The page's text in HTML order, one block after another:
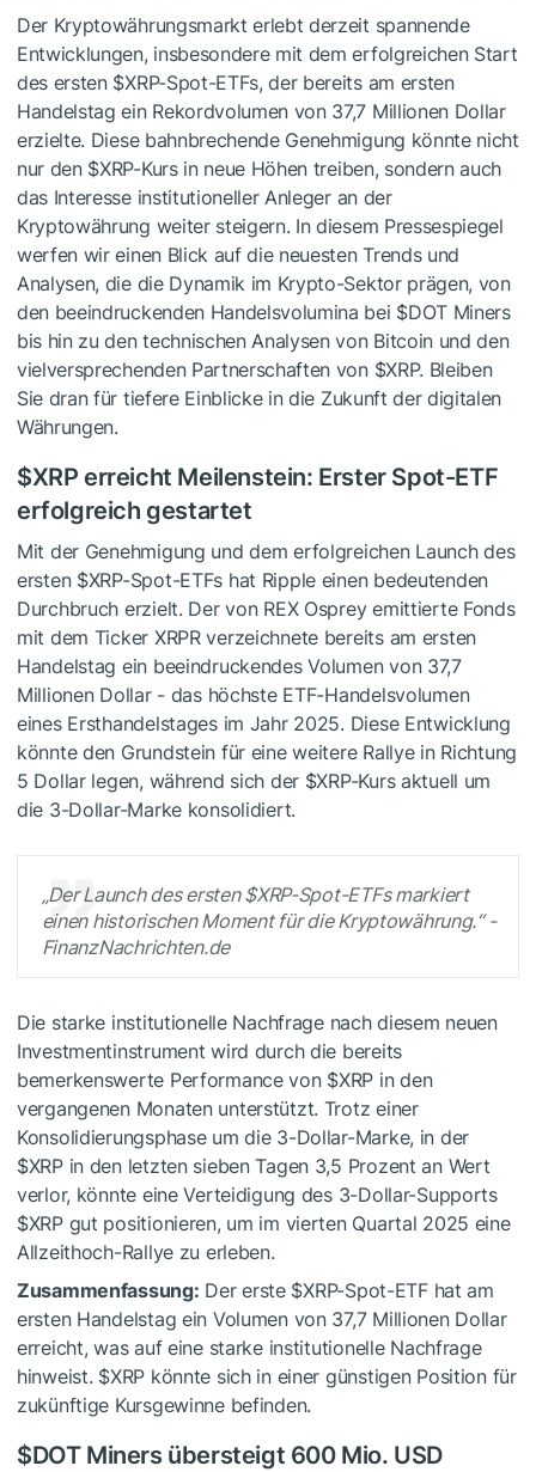
Der Kryptowährungsmarkt erlebt derzeit spannende
Entwicklungen, insbesondere mit dem erfolgreichen Start
des ersten $XRP-Spot-ETFs, der bereits am ersten
Handelstag ein Rekordvolumen von 37,7 Millionen Dollar
erzielte. Diese bahnbrechende Genehmigung könnte nicht
nur den $XRP-Kurs in neue Höhen treiben, sondern auch
das Interesse institutioneller Anleger an der
Kryptowährung weiter steigern. In diesem Pressespiegel
werfen wir einen Blick auf die neuesten Trends und
Analysen, die die Dynamik im Krypto-Sektor prägen, von
den beeindruckenden Handelsvolumina bei $DOTMiners
bis hin zu den technischen Analysen von Bitcoin und den
vielversprechenden Partnerschaften von $XRP. Bleiben
Sie dran für tiefere Einblicke in die Zukunft der digitalen
Währungen.
$XRP erreicht Meilenstein: Erster Spot-ETF
erfolgreich gestartet
Mit der Genehmigung und dem erfolgreichen Launch des
ersten $XRP-Spot-ETFs hat Ripple einen bedeutenden
Durchbruch erzielt. Der von REX Osprey emittierte Fonds
mit dem Ticker XRPR verzeichnete bereits am ersten
Handelstag ein beeindruckendes Volumen von 37,7
Millionen Dollar - das höchste ETF-Handelsvolumen
eines Ersthandelstages im Jahr 2025. Diese Entwicklung
könnte den Grundstein für eine weitere Rallye in Richtung
5 Dollar legen, während sich der $XRP-Kurs aktuell um
die 3-Dollar-Marke konsolidiert.
„Der Launch des ersten$XRP-Spot-ETFs markiert
einen historischen Moment für die Kryptowährung.“ -
FinanzNachrichten.de
Die starke institutionelle Nachfrage nach diesem neuen
Investmentinstrument wird durch die bereits
bemerkenswerte Performance von $XRP in den
vergangenen Monaten unterstützt. Trotz einer
Konsolidierungsphase um die 3-Dollar-Marke, in der
$XRPin den letzten sieben Tagen 3,5 Prozent an Wert
verlor, könnte eine Verteidigung des 3-Dollar-Supports
$XRPgut positionieren, um im vierten Quartal 2025 eine
Allzeithoch-Rallye zu erleben.
Zusammenfassung: Der erste $XRP-Spot-ETF hat am
ersten Handelstag ein Volumen von 37,7 Millionen Dollar
erreicht, was auf eine starke institutionelle Nachfrage
hinweist. $XRP könnte sich in einer günstigen Position für
zukünftige Kursgewinne befinden.
$DOTMiners übersteigt 600 Mio. USD